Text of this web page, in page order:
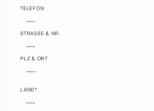
TELEFON
STRASSE & NR.
PLZ & ORT
LAND*